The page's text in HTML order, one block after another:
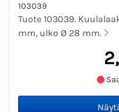
103039
Tuote 103039.
mm, ulko Ø 28 mm.